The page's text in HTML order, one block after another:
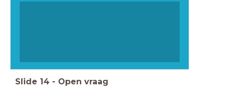
Slide 14 - Open vraag